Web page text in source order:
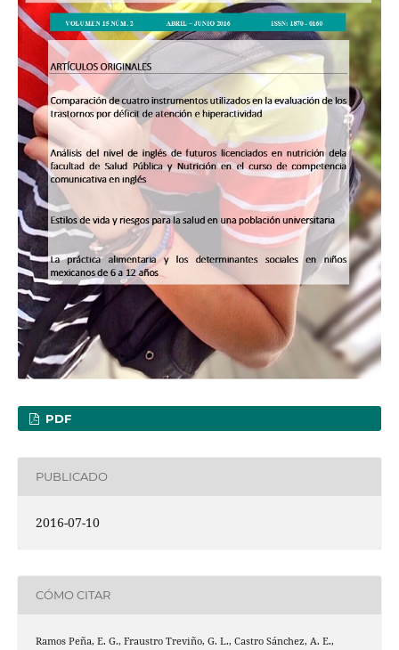
PDF
PUBLICADO
2016-07-10
CÓMO CITAR
Ramos Peña, E. G., Fraustro Treviño, G. L., Castro Sánchez, A. E.,